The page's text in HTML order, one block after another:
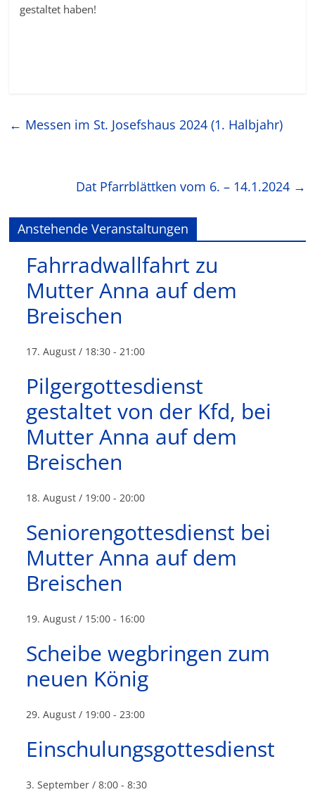
gestaltet haben!
← Messen im St. Josefshaus 2024 (1. Halbjahr)
Dat Pfarrblättken vom 6. – 14.1.2024 →
Anstehende Veranstaltungen
Fahrradwallfahrt zu
Mutter Anna auf dem
Breischen
17. August / 18:30 - 21:00
Pilgergottesdienst
gestaltet von der Kfd, bei
Mutter Anna auf dem
Breischen
18. August / 19:00 - 20:00
Seniorengottesdienst bei
Mutter Anna auf dem
Breischen
19. August / 15:00 - 16:00
Scheibe wegbringen zum
neuen König
29. August / 19:00 - 23:00
Einschulungsgottesdienst
3. September / 8:00 -8:30